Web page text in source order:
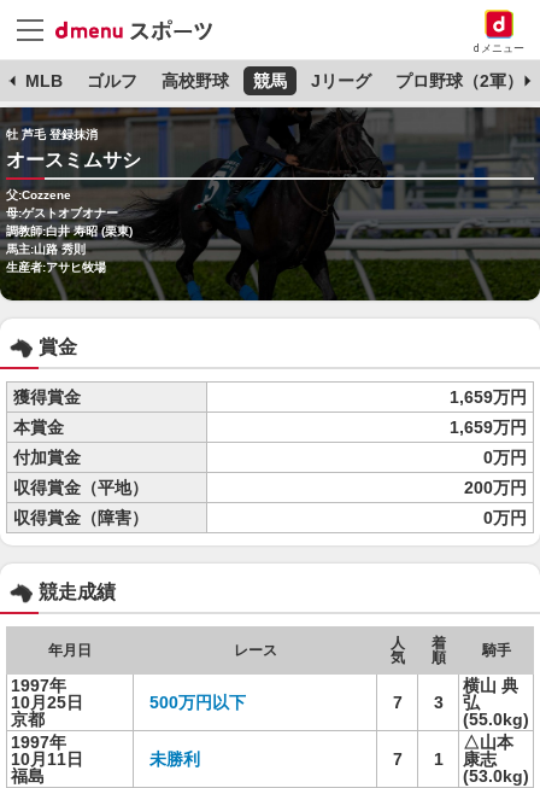
dメニュー
MLB ゴルフ 高校野球 競馬 Jリーグ プロ野球（2軍）
牡 芦毛 登録抹消
オースミムサシ
父:Cozzene
母:ゲストオブオナー
調教師:白井 寿昭 (栗東)
馬主:山路 秀則
生産者:アサヒ牧場
賞金
獲得賞金
1,659万円
本賞金
1,659万円
付加賞金
0万円
収得賞金（平地）
200万円
収得賞金（障害）
0万円
競走成績
年月日 レース
人
気
着
順
騎手
1997年
10月25日
京都
500万円以下 7 3
横山 典
弘
(55.0kg)
1997年
10月11日
福島
未勝利 7 1
△山本
康志
(53.0kg)